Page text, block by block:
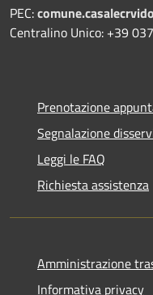
PEC:
Centralino Unico: +39
Prenotazione
Segnalazione
Leggi le FAQ
Richiesta assistenza
Amministrazione
Informativa privacy